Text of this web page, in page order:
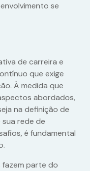
se
de carreira e
que exige
À medida que
abordados,
na definição de
rede de
é fundamental
parte do